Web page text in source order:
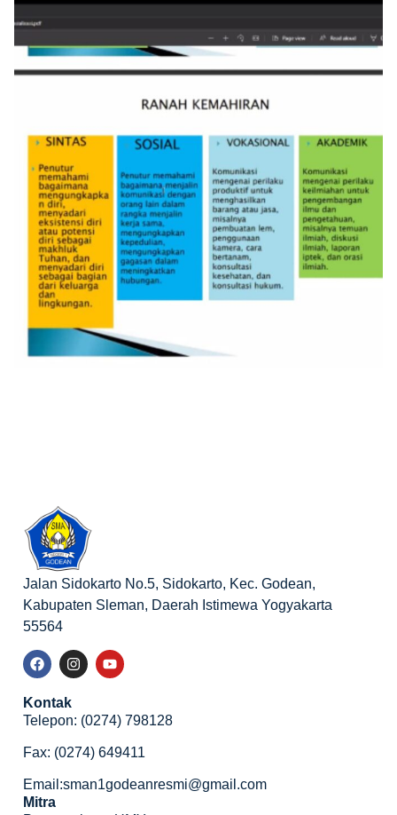
Jalan Sidokarto No.5, Sidokarto, Kec. Godean,
Kabupaten Sleman, Daerah Istimewa Yogyakarta
55564
Kontak
Telepon: (0274) 798128
Fax: (0274) 649411
Email:sman1godeanresmi@gmail.com
Mitra